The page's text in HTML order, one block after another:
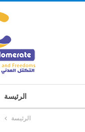
الرئيسة
الرئيسة